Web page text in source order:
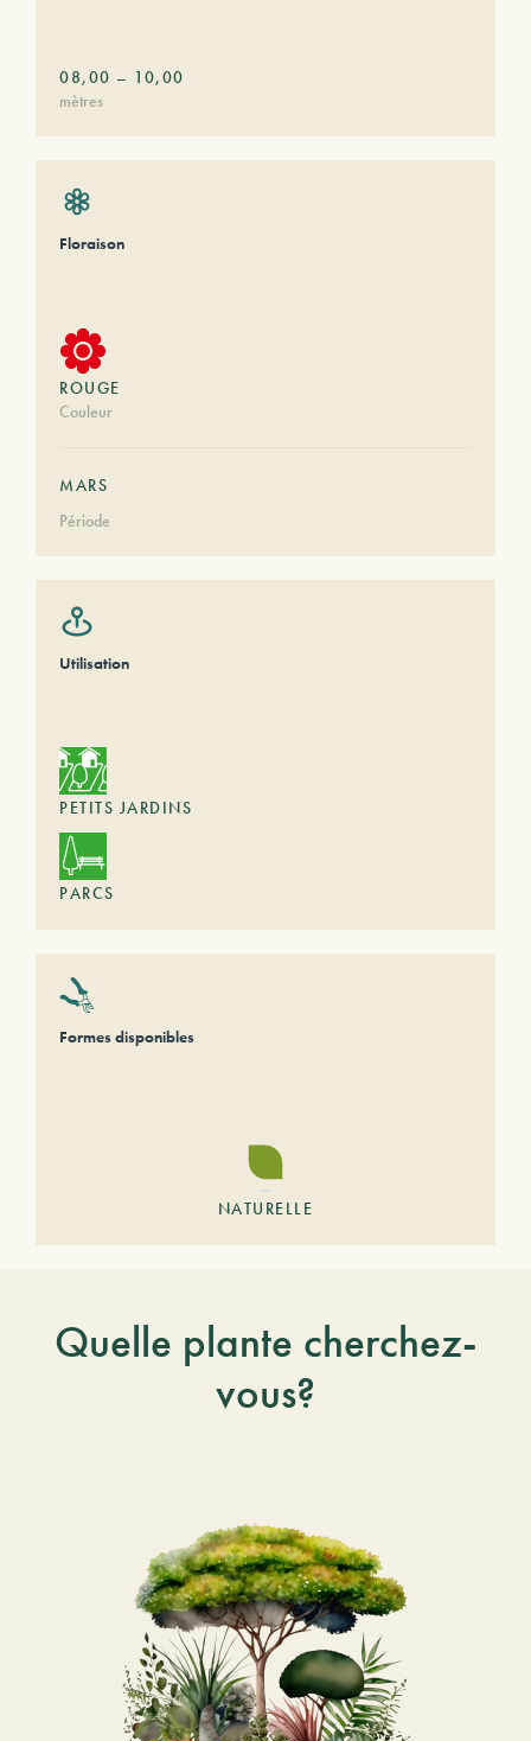
08,00 – 10,00
mètres
Floraison
ROUGE
Couleur
MARS
Période
Utilisation
PETITS JARDINS
PARCS
Formes disponibles
NATURELLE
Quelle plante cherchez-
vous?